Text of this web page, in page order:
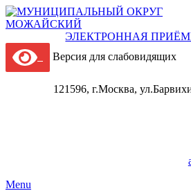
ЭЛЕКТРОННАЯ
Версия для слабовидящих
121596, г.Москва,
Menu